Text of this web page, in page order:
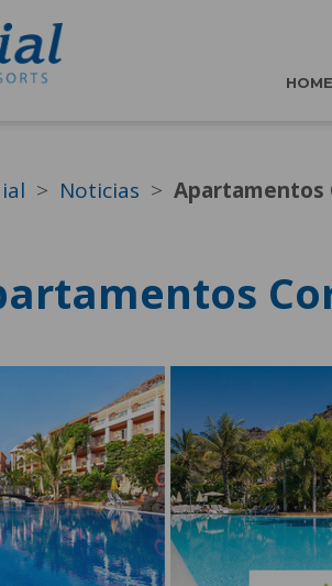
HOME
Noticias Apartamentos